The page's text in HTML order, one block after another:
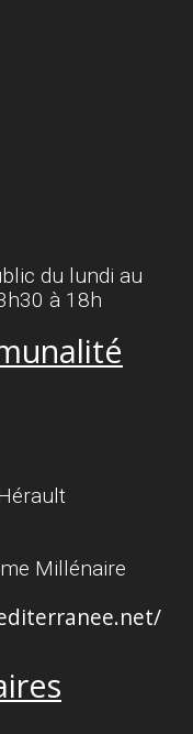
du lundi au
à 18h
Millénaire